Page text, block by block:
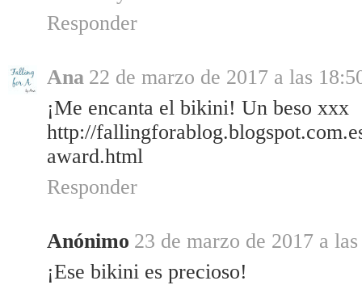
Responder
Ana 22 de marzo de 2017 a las
¡Me encanta el bikini! Un beso xxx
http://
award.html
Responder
Anónimo 23 de marzo de 2017 a
¡Ese bikini es precioso!